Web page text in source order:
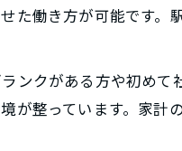
働き方が可能です。
ンクがある方や初めて
が整っています。家計